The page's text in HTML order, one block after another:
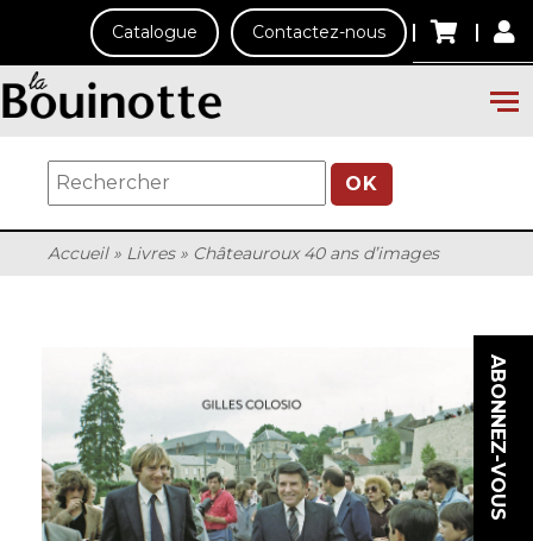
Catalogue Contactez-nous
OK
Accueil» Livres» Châteauroux 40 ans d’images
ABONNEZ-VOUS